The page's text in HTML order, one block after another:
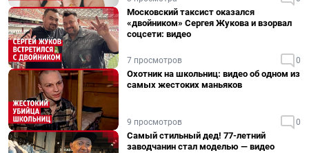
Московский таксист оказался
«двойником» Сергея Жукова и взорвал
соцсети: видео
7 просмотров 0
Охотник на школьниц: видео об одном из
самых жестоких маньяков
9 просмотров 0
Самый стильный дед! 77-летний
заводчанин стал моделью — видео